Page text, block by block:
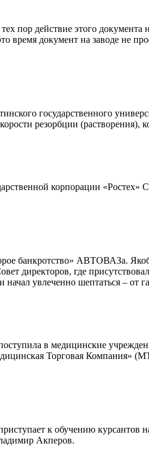
действие этого документа
документ на заводе не
государственного
резорбции (растворения),
корпорации
банкротство» АВТОВАЗа.
директоров, где
увлеченно шептаться – от
в медицинские
Торговая Компания»
к обучению
Акперов.